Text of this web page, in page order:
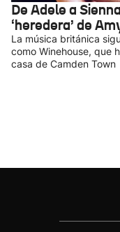
De Adele a
‘heredera’ de
La música británica
como Winehouse, que
casa de Camden Town